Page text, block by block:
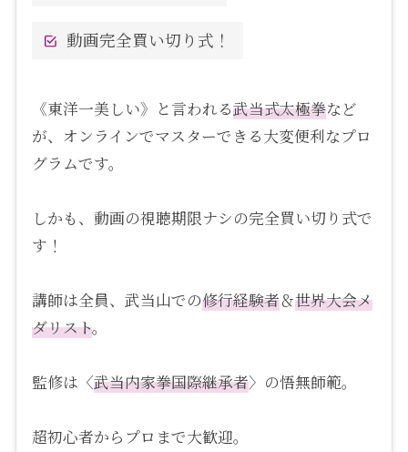
動画完全買い切り式！
《東洋一美しい》と言われる武当式太極拳など
が、オンラインでマスターできる大変便利なプロ
グラムです。
しかも、動画の視聴期限ナシの完全買い切り式で
す！
講師は全員、武当山での修行経験者＆世界大会メ
ダリスト。
監修は〈武当内家拳国際継承者〉の悟無師範。
超初心者からプロまで大歓迎。